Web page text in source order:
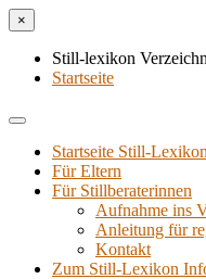
×
Still-lexikon
Startseite
Startseite Still-
Für Eltern
Für Stillberaterinnen
Aufnahme ins
Anlei­tung für
Kon­takt
Zum Still-Lexikon